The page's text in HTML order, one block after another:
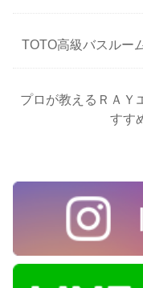
TOTO高級バスルー
プロが教えるＲＡＹ
すす